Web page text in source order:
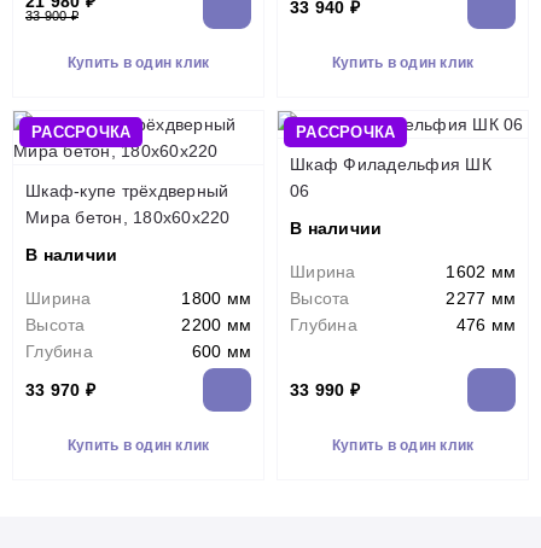
33 900 ₽
Купить в один клик
33 940 ₽
Купить в один клик
РАССРОЧКА
Шкаф-купе трёхдверный
Мира бетон, 180х60х220
В наличии
Ширина
1800 мм
Высота
2200 мм
Глубина
600 мм
33 970 ₽
Купить в один клик
РАССРОЧКА
Шкаф Филадельфия ШК
06
В наличии
Ширина
1602 мм
Высота
2277 мм
Глубина
476 мм
33 990 ₽
Купить в один клик